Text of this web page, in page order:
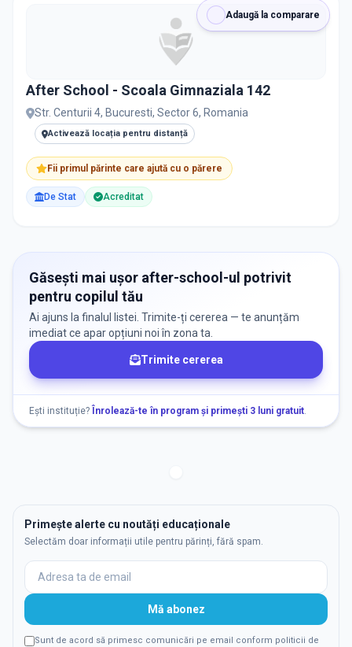
Adaugă la comparare
After School - Scoala Gimnaziala 142
Str. Centurii 4, Bucuresti, Sector 6, Romania
Activează locația pentru distanță
Fii primul părinte care ajută cu o părere
De Stat Acreditat
Găsești mai ușor after-school-ul potrivit
pentru copilul tău
Ai ajuns la finalul listei. Trimite-ți cererea — te anunțăm
imediat ce apar opțiuni noi în zona ta.
Trimite cererea
Ești instituție? Înrolează-te în program și primești 3 luni gratuit.
Primește alerte cu noutăți educaționale
Selectăm doar informații utile pentru părinți, fără spam.
Mă abonez
Sunt de acord să primesc comunicări pe email conform politicii de